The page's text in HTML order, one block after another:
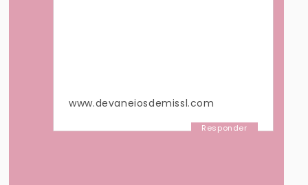
www.devaneiosdemissl.com
Responder